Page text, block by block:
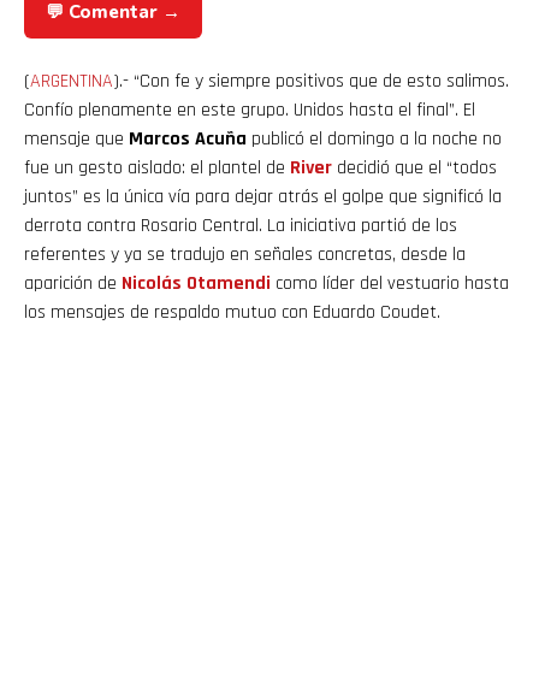
💬 Comentar →
(ARGENTINA).- “Con fe y siempre positivos que de esto salimos.
Confío plenamente en este grupo. Unidos hasta el final”. El
mensaje que Marcos Acuña publicó el domingo a la noche no
fue un gesto aislado: el plantel de River decidió que el “todos
juntos” es la única vía para dejar atrás el golpe que significó la
derrota contra Rosario Central. La iniciativa partió de los
referentes y ya se tradujo en señales concretas, desde la
aparición de Nicolás Otamendi como líder del vestuario hasta
los mensajes de respaldo mutuo con Eduardo Coudet.